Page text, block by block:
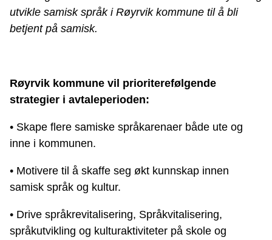
utvikle samisk språk i Røyrvik kommune til å bli
betjent på samisk.
Røyrvik kommune vil prioriterefølgende
strategier i avtaleperioden:
• Skape flere samiske språkarenaer både ute og
inne i kommunen.
• Motivere til å skaffe seg økt kunnskap innen
samisk språk og kultur.
• Drive språkrevitalisering, Språkvitalisering,
språkutvikling og kulturaktiviteter på skole og